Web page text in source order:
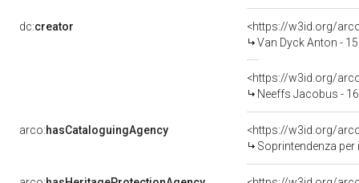
dc:creator
<https://w3id.org/
Van Dyck Anton -
<https://w3id.org/
Neeffs Jacobus -
arco:hasCataloguingAgency
<https://w3id.org/
Soprintendenza